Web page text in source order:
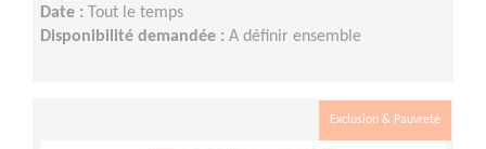
Date : Tout le temps
Disponibilité demandée : A définir ensemble
Exclusion & Pauvreté